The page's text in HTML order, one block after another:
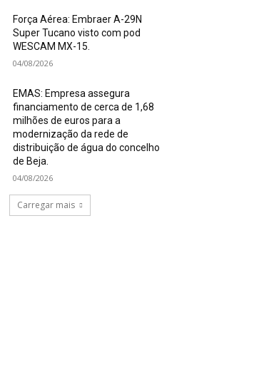
Força Aérea: Embraer A-29N
Super Tucano visto com pod
WESCAM MX-15.
04/08/2026
EMAS: Empresa assegura
financiamento de cerca de 1,68
milhões de euros para a
modernização da rede de
distribuição de água do concelho
de Beja.
04/08/2026
Carregar mais